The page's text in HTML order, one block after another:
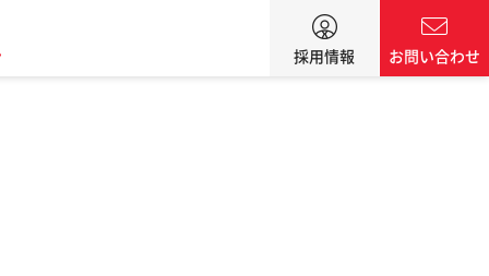
採用情報 お問い合わせ